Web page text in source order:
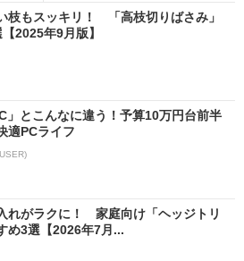
枝もスッキリ！ 「高枝切りばさみ」
2025年9月版】
」とこんなに違う！予算10万円台前半
適PCライフ
れがラクに！ 家庭向け「ヘッジトリ
め3選【2026年7月...